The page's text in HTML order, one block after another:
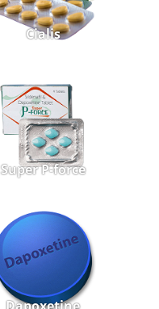
Cialis
Super P-force
Dapoxetine